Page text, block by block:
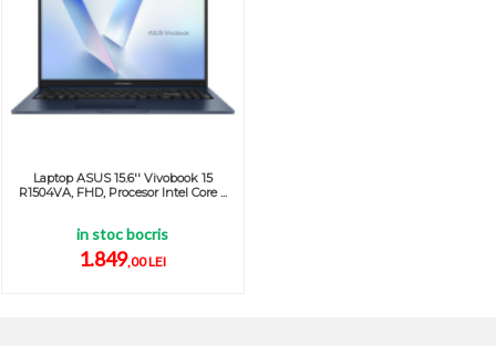
Laptop ASUS 15.6'' Vivobook 15
R1504VA, FHD, Procesor Intel Core ...
in stoc bocris
1.849,00 LEI